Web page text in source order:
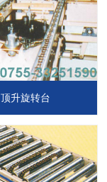
顶升旋转台